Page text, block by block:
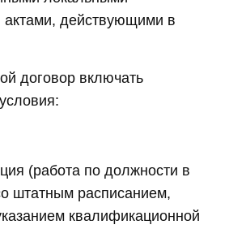
действующими в
договор включать
(работа по должности в
штатным расписанием,
квалификационной